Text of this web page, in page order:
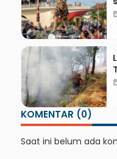
KOMENTAR (0)
Saat ini belum ada